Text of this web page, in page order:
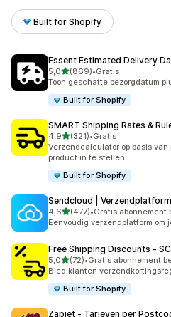
Built for Shopify
Essent Estimated Delivery
5,0van 5 sterren
(869)
869 recensies in totaal
•Gratis
Toon geschatte bezorgdatum
Built for Shopify
SMART Shipping Rates &
4,9van 5 sterren
(321)
321 recensies in totaal
•Gratis
Verzendcalculator op basis
product in te stellen
Built for Shopify
Sendcloud | Verzendplatform
4,6van 5 sterren
(477)
477 recensies in totaal
•Gratis abonnement
Eenvoudig verzendplatform om
Free Shipping Discounts ‑ SC
5,0van 5 sterren
(72)
72 recensies in totaal
•Gratis abonnement
Bied klanten
Built for Shopify
Zapiet ‑ Tarieven per